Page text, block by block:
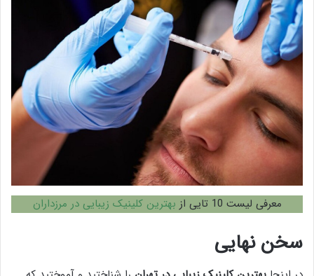
معرفی لیست 10 تایی از بهترین کلینیک زیبایی در مرزداران
سخن نهایی